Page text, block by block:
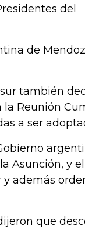
del
de
también
la Reunión
a ser
Asunción, y el
además
que